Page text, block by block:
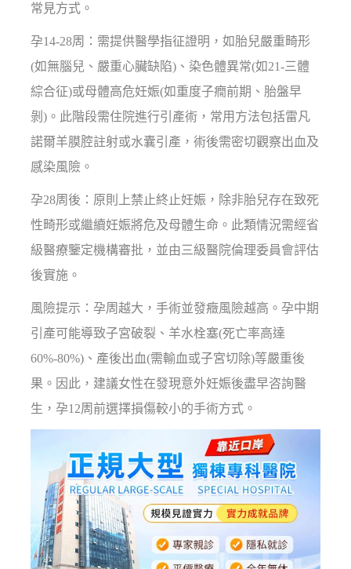
常見方式。
孕14-28周：需提供醫學指征證明，如胎兒嚴重畸形
(如無腦兒、嚴重心臟缺陷)、染色體異常(如21-三體
綜合征)或母體高危妊娠(如重度子癇前期、胎盤早
剝)。此階段需住院進行引產術，常用方法包括雷凡
諾爾羊膜腔註射或水囊引產，術後需密切觀察出血及
感染風險。
孕28周後：原則上禁止終止妊娠，除非胎兒存在致死
性畸形或繼續妊娠將危及母體生命。此類情況需經省
級醫療鑒定機構審批，並由三級醫院倫理委員會評估
後實施。
風險提示：孕周越大，手術並發癥風險越高。孕中期
引產可能導致子宮破裂、羊水栓塞(死亡率高達
60%-80%)、產後出血(需輸血或子宮切除)等嚴重後
果。因此，建議女性在發現意外妊娠後盡早咨詢醫
生，孕12周前選擇損傷較小的手術方式。